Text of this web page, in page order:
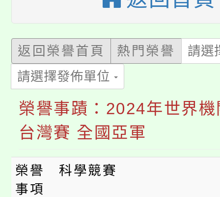
者。
份教師研習
淨零綠生活教案入校路
會
115年食農教育專業人
程
「本色祭」8/29、30在
場熱烈登場!
8/21下午1時於龍潭區
徵才活動。
YOUNG桃局內行報名
局官網。
8月14至27日，桃園電
開!
115年桃園市運動會8/
田徑場及游泳池舉行。
桃園市低收入戶享有免
返回榮譽首頁 熱門榮譽
請選
請選擇發佈單位
榮譽事蹟：2024年世界
台灣賽 全國亞軍
榮譽
事項
科學競賽